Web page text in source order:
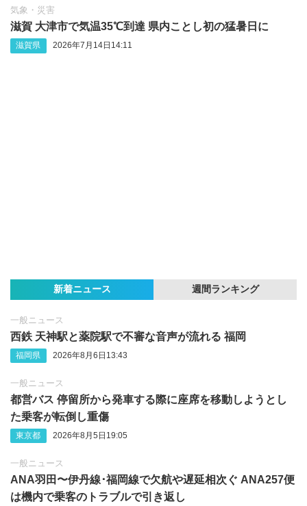
気象・災害
滋賀 大津市で気温35℃到達 県内ことし初の猛暑日に
滋賀県 2026年7月14日14:11
新着ニュース 週間ランキング
一般ニュース
西鉄 天神駅と薬院駅で不審な音声が流れる 福岡
福岡県 2026年8月6日13:43
一般ニュース
都営バス 停留所から発車する際に座席を移動しようとし
た乗客が転倒し重傷
東京都 2026年8月5日19:05
一般ニュース
ANA羽田〜伊丹線･福岡線で欠航や遅延相次ぐ ANA257便
は機内で乗客のトラブルで引き返し